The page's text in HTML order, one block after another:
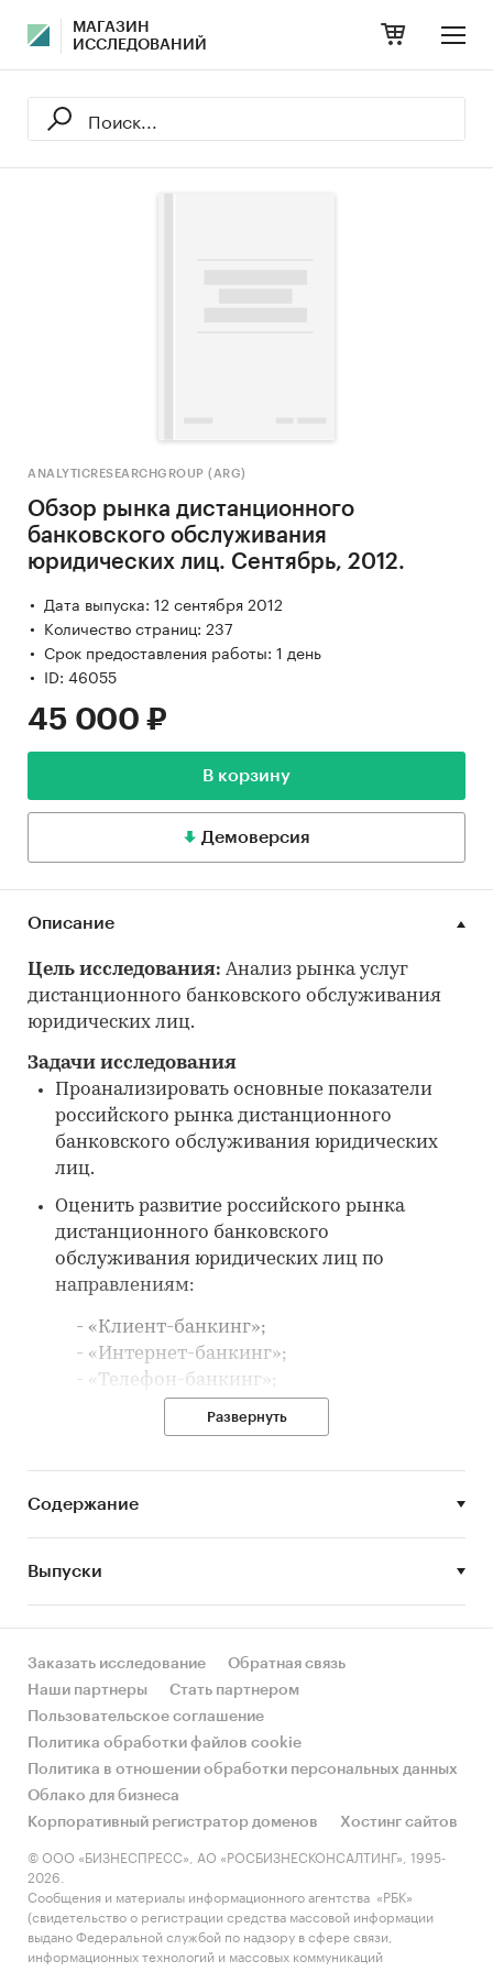
МАГАЗИН
ИССЛЕДОВАНИЙ
ANALYTICRESEARCHGROUP (ARG)
Обзор рынка дистанционного
банковского обслуживания
юридических лиц. Сентябрь, 2012.
Дата выпуска: 12 сентября 2012
Количество страниц: 237
Срок предоставления работы: 1 день
ID: 46055
45 000 ₽
В корзину
Демоверсия
Описание
Цель исследования: Анализ рынка услуг
дистанционного банковского обслуживания
юридических лиц.
Задачи исследования
Проанализировать основные показатели
российского рынка дистанционного
банковского обслуживания юридических
лиц.
Оценить развитие российского рынка
дистанционного банковского
обслуживания юридических лиц по
направлениям:
- «Клиент-банкинг»;
- «Интернет-банкинг»;
- «Телефон-банкинг»;
Провести анализ предложения систем
российских и иностранных банков.
дистанционного банковского
обслуживания юридических лиц на
российском рынке.
Оценить тенденции и перспективы
развития услуг дистанционного
банковского обслуживания юридических
лиц в России.
Методы исследования
Сбор первичной информации по
предложению услуг дистанционного
банковского обслуживания юридических
лиц российскими и иностранными банками
на сайтах банков и по телефону.
Развернуть
Содержание
Выпуски
Заказать исследование
Обратная связь
Наши партнеры
Стать партнером
Пользовательское соглашение
Политика обработки файлов cookie
Политика в отношении обработки персональных данных
Облако для бизнеса
Корпоративный регистратор доменов
Хостинг сайтов
© ООО «БИЗНЕСПРЕСС», АО «РОСБИЗНЕСКОНСАЛТИНГ», 1995-
2026.
Сообщения и материалы информационного агентства «РБК»
(свидетельство о регистрации средства массовой информации
выдано Федеральной службой по надзору в сфере связи,
информационных технологий и массовых коммуникаций